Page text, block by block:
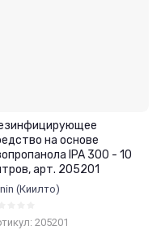
на основе
IPA 300 - 10
арт. 205201
(Киилто)
205201